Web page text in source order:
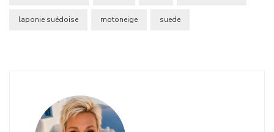
laponie suédoise motoneige suede